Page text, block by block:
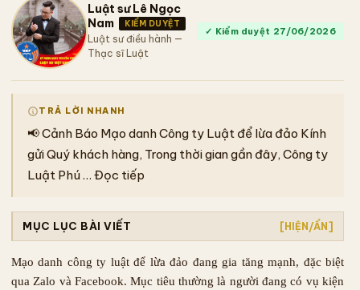
Luật sư Lê Ngọc
Nam
KIỂM DUYỆT
Luật sư điều hành —
Thạc sĩ Luật
✓ Kiểm duyệt 27/06/2026
TRẢ LỜI NHANH
📢 Cảnh Báo Mạo danh Công ty Luật để lừa đảo Kính
gửi Quý khách hàng, Trong thời gian gần đây, Công ty
Luật Phú … Đọc tiếp
MỤC LỤC BÀI VIẾT [HIỆN/ẨN]
Mạo danh công ty luật để lừa đảo đang gia tăng mạnh, đặc biệt
qua Zalo và Facebook. Mục tiêu thường là người đang có vụ kiện